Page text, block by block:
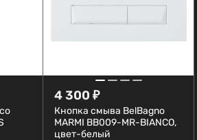
4 300 ₽
Кнопка смыва BelBagno
MARMI BB009-MR-BIANCO,
цвет-белый